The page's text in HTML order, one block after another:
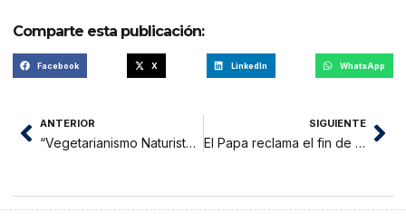
Comparte esta publicación:
Facebook X LinkedIn WhatsApp
ANTERIOR
“Vegetarianismo Naturista y Calidad de Vida” hoy en la Casa de la Cultura
SIGUIENTE
El Papa reclama el fin de la violencia en Perú